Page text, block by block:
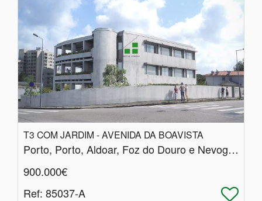
T3 COM JARDIM - AVENIDA DA BOAVISTA
Porto, Porto, Aldoar, Foz do Douro e Nevogilde
900.000€
Ref: 85037-A